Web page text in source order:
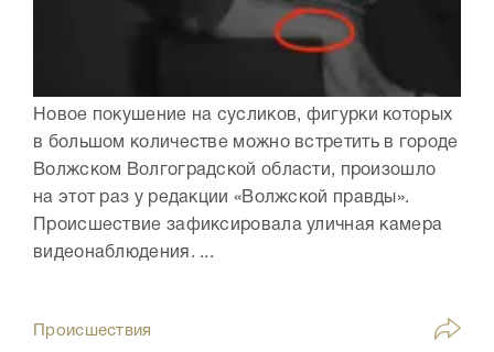
Новое покушение на сусликов, фигурки которых
в большом количестве можно встретить в городе
Волжском Волгоградской области, произошло
на этот раз у редакции «Волжской правды».
Происшествие зафиксировала уличная камера
видеонаблюдения. ...
Происшествия